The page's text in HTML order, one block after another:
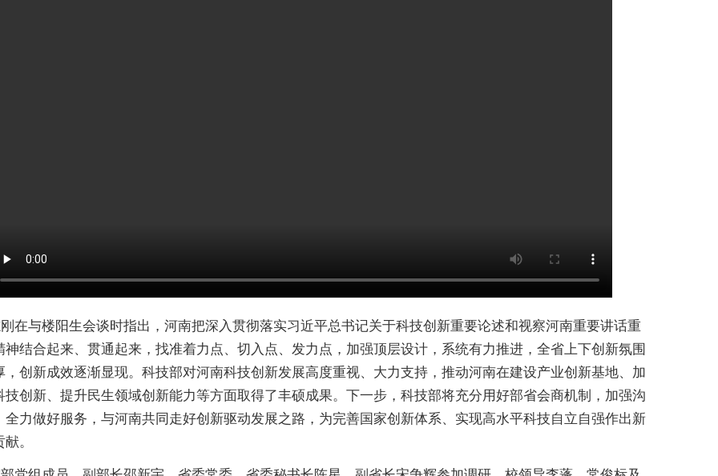
在与楼阳生会谈时指出，河南把深入贯彻落实习近平总书记关于科技创新重要论述和视察河南重要讲话重
神结合起来、贯通起来，找准着力点、切入点、发力点，加强顶层设计，系统有力推进，全省上下创新氛围
，创新成效逐渐显现。科技部对河南科技创新发展高度重视、大力支持，推动河南在建设产业创新基地、加
技创新、提升民生领域创新能力等方面取得了丰硕成果。下一步，科技部将充分用好部省会商机制，加强沟
全力做好服务，与河南共同走好创新驱动发展之路，为完善国家创新体系、实现高水平科技自立自强作出新
。